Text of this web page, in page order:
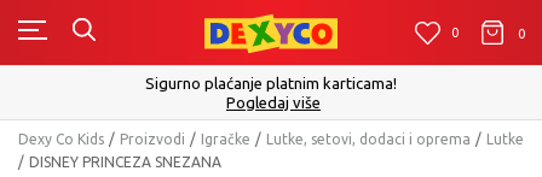
0 0
Sigurno plaćanje platnim karticama!
Pogledaj više
Dexy Co Kids Proizvodi Igračke Lutke, setovi, dodaci i oprema
Lutke
DISNEY PRINCEZA SNEZANA